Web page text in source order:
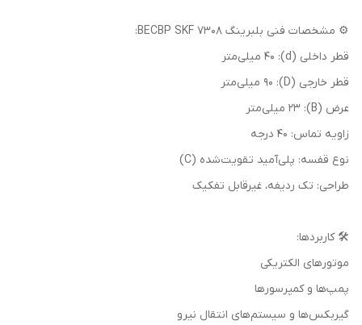
⚙️ مشخصات فنی بلبرینگ 7308 BECBP SKF:
قطر داخلی (d): 40 میلی‌متر
قطر خارجی (D): 90 میلی‌متر
عرض (B): 23 میلی‌متر
زاویه تماس: 40 درجه
نوع قفسه: پلی‌آمید تقویت‌شده (C)
طراحی: تک ردیفه، غیرقابل تفکیک
🛠️ کاربردها:
موتورهای الکتریکی
پمپ‌ها و کمپرسورها
گیربکس‌ها و سیستم‌های انتقال نیرو